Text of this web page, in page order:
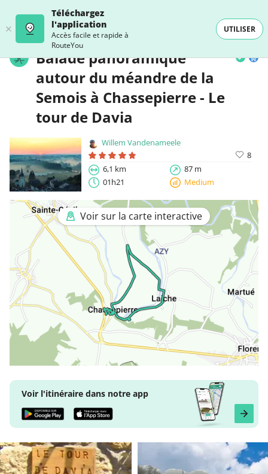
Téléchargez
l'application
Accès facile et rapide à
RouteYou
UTILISER
Balade panoramique
autour du méandre de la
Semois à Chassepierre - Le
tour de Davia
Willem Vandenameele
8
6,1 km
87 m
01h21
Medium
Voir sur la carte interactive
Voir l'itinéraire dans notre app